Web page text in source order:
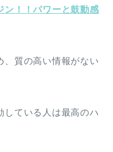
ン！！パワーと鼓動感
、質の高い情報がない
している人は最高のハ